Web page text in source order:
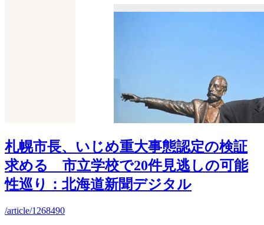
札幌市長、いじめ重大事態認定の検証
求める 市立学校で20件見逃しの可能
性巡り：北海道新聞デジタル
/article/1268490